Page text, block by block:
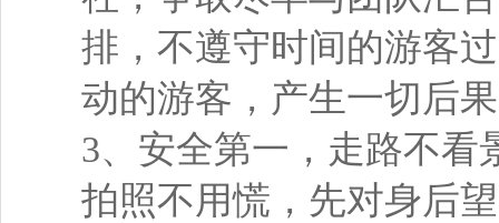
排，不遵守时间的游客
动的游客，产生一切后
3、安全第一，走路不看
拍照不用慌，先对身后